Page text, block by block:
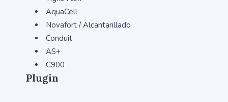
AquaCell
Novafort / Alcantarillado
Conduit
AS+
C900
Plugin